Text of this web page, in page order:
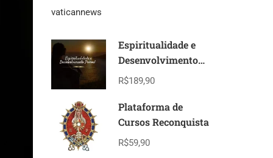
vaticannews
Espiritualidade e
Desenvolvimento
Pessoal
R$189,90
Plataforma de
Cursos Reconquista
R$59,90